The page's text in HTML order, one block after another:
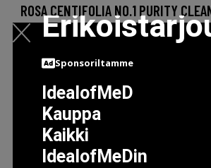
ROSA CENTIFOLIA NO.1 PURITY
IHONPUHDISTUS
LISÄTIETOJA
Sponsoriltamme
IdealofMeD
Kauppa
Kaikki
IdealofMeDin